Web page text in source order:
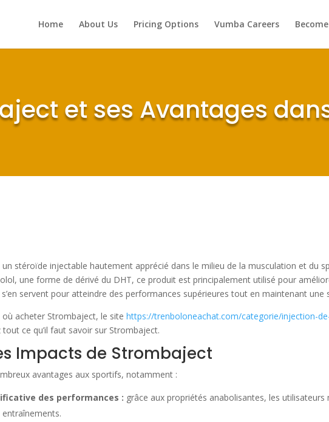
Home About Us Pricing Options Vumba Careers
et ses Avantages
stéroïde injectable hautement apprécié dans le milieu de la musculation et du
une forme de dérivé du DHT, ce produit est principalement utilisé pour
servent pour atteindre des performances supérieures tout en maintenant une
où acheter Strombaject, le sitehttps://trenboloneachat.com/categorie/injection-
ce qu’il faut savoir sur Strombaject.
Impacts de Strombaject
avantages aux sportifs, notamment :
des performances : grâce aux propriétés anabolisantes, les